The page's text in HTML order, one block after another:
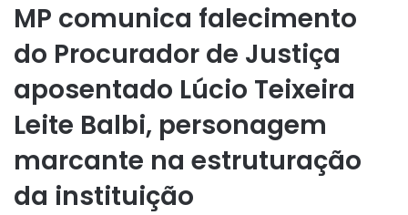
MP comunica falecimento
do Procurador de Justiça
aposentado Lúcio Teixeira
Leite Balbi, personagem
marcante na estruturação
da instituição